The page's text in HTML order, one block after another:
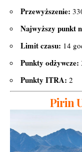
Przewyższenie:
Najwyższy punkt
Limit czasu: 14
Punkty odżywcze:
Punkty ITRA: 2
Pirin